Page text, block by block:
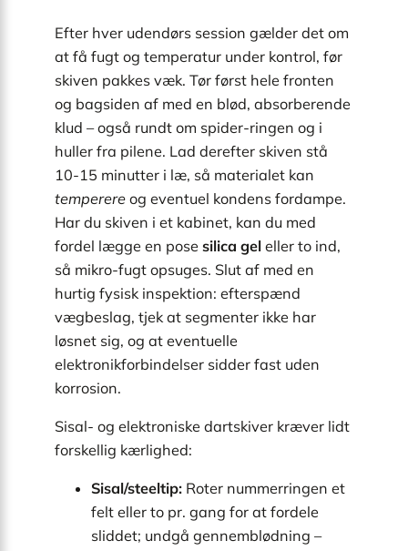
Efter hver udendørs session gælder det om
at få fugt og temperatur under kontrol, før
skiven pakkes væk. Tør først hele fronten
og bagsiden af med en blød, absorberende
klud – også rundt om spider-ringen og i
huller fra pilene. Lad derefter skiven stå
10-15 minutter i læ, så materialet kan
temperere og eventuel kondens fordampe.
Har du skiven i et kabinet, kan du med
fordel lægge en pose silica gel eller to ind,
så mikro-fugt opsuges. Slut af med en
hurtig fysisk inspektion: efterspænd
vægbeslag, tjek at segmenter ikke har
løsnet sig, og at eventuelle
elektronikforbindelser sidder fast uden
korrosion.
Sisal- og elektroniske dartskiver kræver lidt
forskellig kærlighed:
Sisal/steeltip: Roter nummerringen et
felt eller to pr. gang for at fordele
sliddet; undgå gennemblødning –